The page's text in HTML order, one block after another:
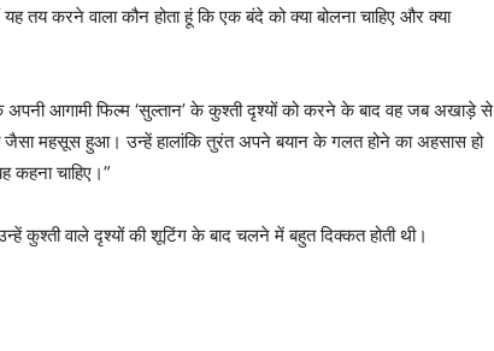
तय करने वाला कौन होता हूं कि एक बंदे को क्या बोलना चाहिए और क्या
अपनी आगामी फिल्म ‘सुल्तान’ के कुश्ती दृश्यों को करने के बाद वह जब अखाड़े से
जैसा महसूस हुआ। उन्हें हालांकि तुरंत अपने बयान के गलत होने का अहसास हो
कहना चाहिए।”
कुश्ती वाले दृश्यों की शूटिंग के बाद चलने में बहुत दिक्कत होती थी।